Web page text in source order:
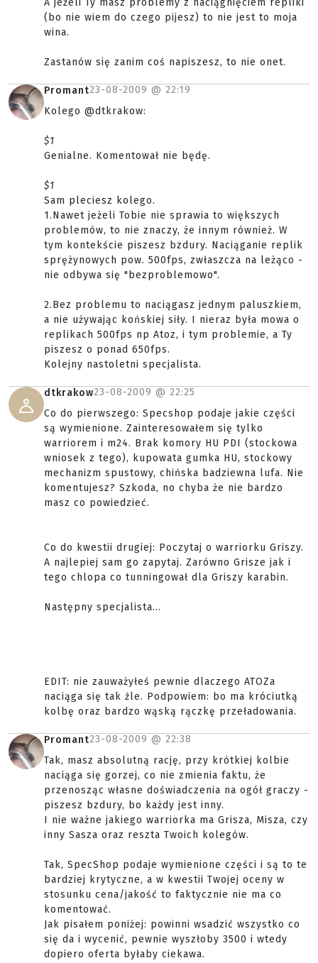
A jeżeli Ty masz problemy z naciągnięciem repliki
(bo nie wiem do czego pijesz) to nie jest to moja
wina.
Zastanów się zanim coś napiszesz, to nie onet.
Promant23-08-2009 @ 22:19
Kolego @dtkrakow:
$1
Genialne. Komentował nie będę.
$1
Sam pleciesz kolego.
1.Nawet jeżeli Tobie nie sprawia to większych
problemów, to nie znaczy, że innym również. W
tym kontekście piszesz bzdury. Naciąganie replik
sprężynowych pow. 500fps, zwłaszcza na leżąco -
nie odbywa się "bezproblemowo".
2.Bez problemu to naciągasz jednym paluszkiem,
a nie używając końskiej siły. I nieraz była mowa o
replikach 500fps np Atoz, i tym problemie, a Ty
piszesz o ponad 650fps.
Kolejny nastoletni specjalista.
dtkrakow23-08-2009 @ 22:25
Co do pierwszego: Specshop podaje jakie części
są wymienione. Zainteresowałem się tylko
warriorem i m24. Brak komory HU PDI (stockowa
wniosek z tego), kupowata gumka HU, stockowy
mechanizm spustowy, chińska badziewna lufa. Nie
komentujesz? Szkoda, no chyba że nie bardzo
masz co powiedzieć.
Co do kwestii drugiej: Poczytaj o warriorku Griszy.
A najlepiej sam go zapytaj. Zarówno Grisze jak i
tego chlopa co tunningował dla Griszy karabin.
Następny specjalista...
EDIT: nie zauważyłeś pewnie dlaczego ATOZa
naciąga się tak źle. Podpowiem: bo ma króciutką
kolbę oraz bardzo wąską rączkę przeładowania.
Promant23-08-2009 @ 22:38
Tak, masz absolutną rację, przy krótkiej kolbie
naciąga się gorzej, co nie zmienia faktu, że
przenosząc własne doświadczenia na ogół graczy -
piszesz bzdury, bo każdy jest inny.
I nie ważne jakiego warriorka ma Grisza, Misza, czy
inny Sasza oraz reszta Twoich kolegów.
Tak, SpecShop podaje wymienione części i są to te
bardziej krytyczne, a w kwestii Twojej oceny w
stosunku cena/jakość to faktycznie nie ma co
komentować.
Jak pisałem poniżej: powinni wsadzić wszystko co
się da i wycenić, pewnie wyszłoby 3500 i wtedy
dopiero oferta byłaby ciekawa.